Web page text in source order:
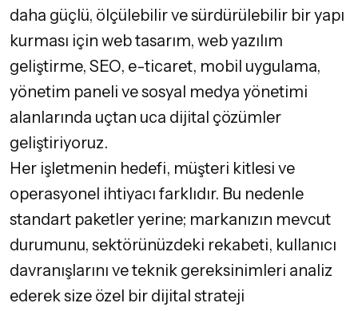
daha güçlü, ölçülebilir ve sürdürülebilir bir yapı
kurması için web tasarım, web yazılım
geliştirme, SEO, e-ticaret, mobil uygulama,
yönetim paneli ve sosyal medya yönetimi
alanlarında uçtan uca dijital çözümler
geliştiriyoruz.
Her işletmenin hedefi, müşteri kitlesi ve
operasyonel ihtiyacı farklıdır. Bu nedenle
standart paketler yerine; markanızın mevcut
durumunu, sektörünüzdeki rekabeti, kullanıcı
davranışlarını ve teknik gereksinimleri analiz
ederek size özel bir dijital strateji